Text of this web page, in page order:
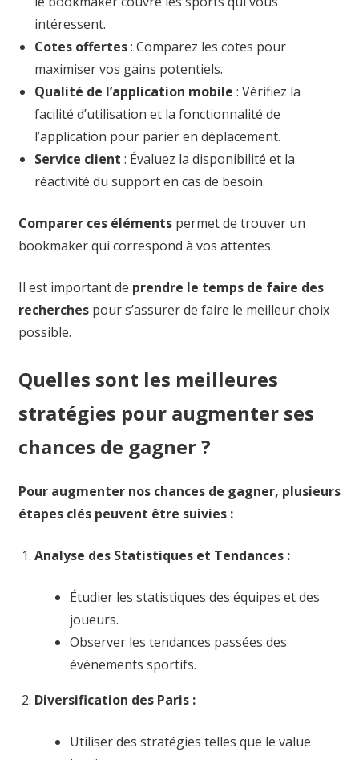
intéressent.
Cotes offertes: Comparez les cotes pour
maximiser vos gains potentiels.
Qualité de l’application mobile : Vérifiez la
facilité d’utilisation et la fonctionnalité de
l’application pour parier en déplacement.
Service client : Évaluez la disponibilité et la
réactivité du support en cas de besoin.
Comparer ces élémentspermet de trouver un
bookmaker qui correspond à vos attentes.
Il est important de prendre le temps de faire des
recherchespour s’assurer de faire le meilleur choix
possible.
Quelles sont les meilleures
stratégies pour augmenter ses
chances de gagner ?
Pour augmenter nos chances de gagner, plusieurs
étapes clés peuvent être suivies :
Analyse des Statistiques et Tendances :
Étudier les statistiques des équipes et des
joueurs.
Observer les tendances passées des
événements sportifs.
Diversification des Paris :
Utiliser des stratégies telles que le value